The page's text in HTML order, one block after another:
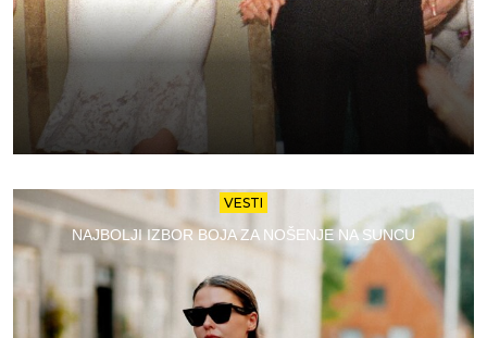
VESTI
NAJBOLJI IZBOR BOJA ZA NOŠENJE NA SUNCU